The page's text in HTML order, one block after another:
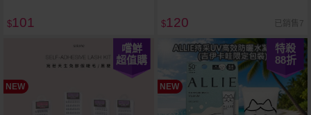
$101 $120 已銷售7
NEW
嚐鮮
超值購
NEW
特殺
88折